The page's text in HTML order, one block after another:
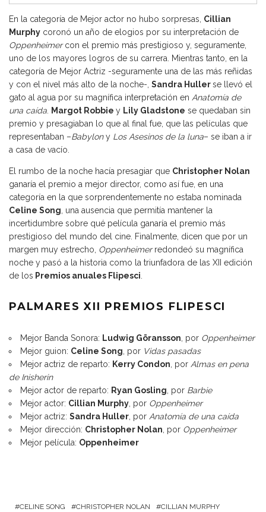
En la categoría de Mejor actor no hubo sorpresas, Cillian
Murphy coronó un año de elogios por su interpretación de
Oppenheimercon el premio más prestigioso y, seguramente,
uno de los mayores logros de su carrera. Mientras tanto, en la
categoría de Mejor Actriz -seguramente una de las más reñidas
y con el nivel más alto de la noche-, Sandra Hullerse llevó el
gato al agua por su magnífica interpretación en Anatomía de
una caída. Margot Robbie y Lily Gladstone se quedaban sin
premio y presagiaban lo que al final fue, que las películas que
representaban –Babylony Los Asesinos de la luna– se iban a ir
a casa de vacío.
El rumbo de la noche hacía presagiar que Christopher Nolan
ganaría el premio a mejor director, como así fue, en una
categoría en la que sorprendentemente no estaba nominada
Celine Song, una ausencia que permitía mantener la
incertidumbre sobre qué película ganaría el premio más
prestigioso del mundo del cine. Finalmente, dicen que por un
margen muy estrecho, Oppenheimerredondeó su magnífica
noche y pasó a la historia como la triunfadora de las XII edición
de los Premios anuales Flipesci.
PALMARES XII PREMIOS FLIPESCI
Mejor Banda Sonora: Ludwig Göransson, por Oppenheimer
Mejor guion: Celine Song, por Vidas pasadas
Mejor actriz de reparto: Kerry Condon, por Almas en pena
de Inisherin
Mejor actor de reparto: Ryan Gosling, por Barbie
Mejor actor: Cillian Murphy, por Oppenheimer
Mejor actriz: Sandra Huller, por Anatomía de una caída
Mejor dirección: Christopher Nolan, por Oppenheimer
Mejor película: Oppenheimer
CELINE SONG CHRISTOPHER NOLAN
CILLIAN MURPHY